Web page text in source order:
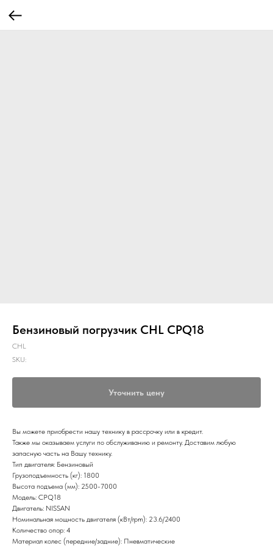
Бензиновый погрузчик CHL CPQ18
CHL
SKU:
Уточнить цену
Вы можете приобрести нашу технику в рассрочку или в кредит.
Также мы оказываем услуги по обслуживанию и ремонту. Доставим любую
запасную часть на Вашу технику.
Тип двигателя: Бензиновый
Грузоподъемность (кг): 1800
Высота подъема (мм): 2500-7000
Модель: CPQ18
Двигатель: NISSAN
Номинальная мощность двигателя (кВт/rpm): 23.6/2400
Количество опор: 4
Материал колес (передние/задние): Пневматические